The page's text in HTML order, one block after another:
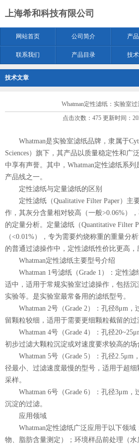
上海希和科技有限公司
网站首页 公司简介 产
联系我们 产品目录 技
技术文章
Whatman定性滤纸：实验室
点击次数：475 更新时间：
Whatman是实验室滤纸品牌，隶属于
Sciences）旗下，其产品以质量稳定性和广
中享有声誉。其中，Whatman定性滤纸系
产品线之一。
定性滤纸与定量滤纸的区别
定性滤纸（Qualitative Filter Paper）主
作，其灰分含量相对较高（一般>0.06%）
的定量分析。定量滤纸（Quantitative Filter
（<0.01%），专为需要灼烧称重的重量分
的普通过滤操作中，定性滤纸性价比更高，
Whatman定性滤纸主要型号介绍
Whatman 1号滤纸（Grade 1）：定性滤
适中，适用于常规实验室过滤操作，包括
实验等。是实验室最常备用的滤纸型号。
Whatman 2号（Grade 2）：孔径8μm，
留颗粒较细，适用于需要更细颗粒截留的过
Whatman 4号（Grade 4）：孔径
初步过滤大颗粒沉淀或对速度要求较高的场
Whatman 5号（Grade 5）：孔径2.5μm
径最小、过滤速度最慢的型号，适用于超
采样。
Whatman 6号（Grade 6）：孔径3μm，
沉淀的过滤。
应用领域
Whatman定性滤纸广泛应用于以下领域
物、脂肪含量测定）；环境样品前处理（水